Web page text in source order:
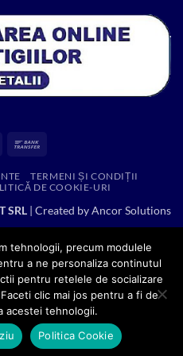
Cash
TERMENI ȘI CONDIȚII
DE COOKIE-URI
SRL| Created byAncor Solutions
tehnologii, precum modulele
a ne personaliza continutul
pentru retelele de socializare
clic mai jos pentru a fi de
acestei tehnologii.
Politica Cookie